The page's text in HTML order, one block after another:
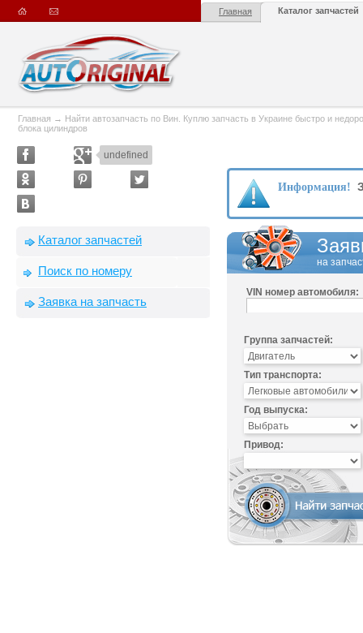
Главная Каталог запчастей
Главная → Найти автозапчасть по Вин. Куплю запчасть в Украине быстро и
блока цилиндров
undefined
Каталог запчастей
Поиск по номеру
Заявка на запчасть
Информация!
на
VIN номер автомобиля:
Группа запчастей:
Тип транспорта:
Год выпуска:
Привод: